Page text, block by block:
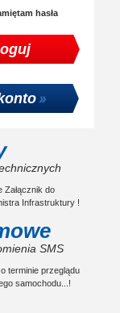
hasła
Załącznik do
Infrastruktury !
SMS
terminie przeglądu
samochodu...!